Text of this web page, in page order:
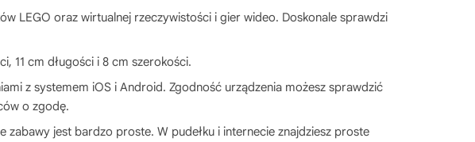
LEGO oraz wirtualnej rzeczywistości i gier wideo. Doskonale sprawdzi
11 cm długości i 8 cm szerokości.
z systemem iOS i Android. Zgodność urządzenia możesz sprawdzić
o zgodę.
jest bardzo proste. W pudełku i internecie znajdziesz proste